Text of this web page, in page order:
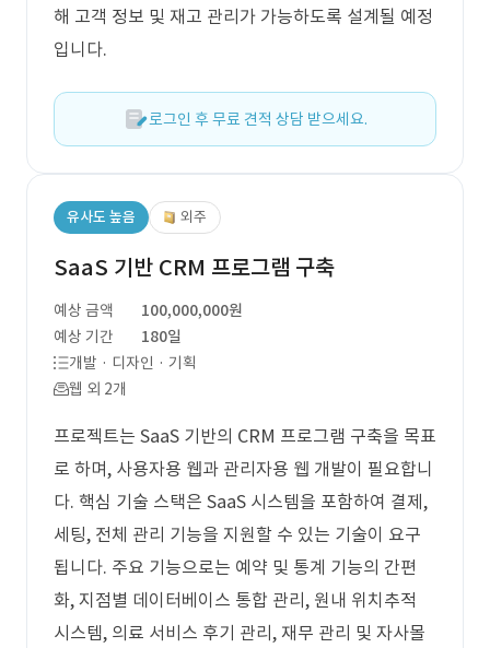
해 고객 정보 및 재고 관리가 가능하도록 설계될 예정
입니다.
로그인 후 무료 견적 상담 받으세요.
유사도 높음 외주
SaaS 기반 CRM 프로그램 구축
예상 금액
100,000,000원
예상 기간
180일
개발 · 디자인 · 기획
웹 외 2개
프로젝트는 SaaS 기반의 CRM 프로그램 구축을 목표
로 하며, 사용자용 웹과 관리자용 웹 개발이 필요합니
다. 핵심 기술 스택은 SaaS 시스템을 포함하여 결제,
세팅, 전체 관리 기능을 지원할 수 있는 기술이 요구
됩니다. 주요 기능으로는 예약 및 통계 기능의 간편
화, 지점별 데이터베이스 통합 관리, 원내 위치추적
시스템, 의료 서비스 후기 관리, 재무 관리 및 자사몰